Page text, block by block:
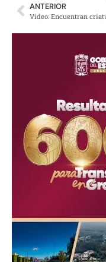
ANTERIOR